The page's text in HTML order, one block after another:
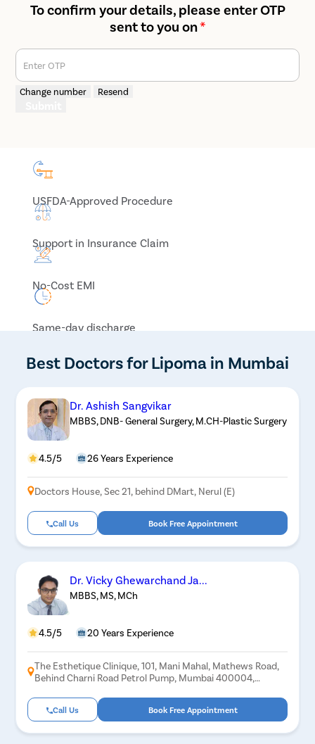
To confirm your details, please enter OTP
sent to you on*
Enter OTP
Change number Resend
USFDA-Approved Procedure
Support in Insurance Claim
No-Cost EMI
Same-day discharge
Best Doctors for Lipoma in Mumbai
Dr. Ashish Sangvikar
MBBS, DNB- General Surgery, M.CH-Plastic Surgery
4.5/5 26 Years Experience
Doctors House, Sec 21, behind DMart, Nerul (E)
Call Us Book Free Appointment
Dr. Vicky Ghewarchand Ja...
MBBS, MS, MCh
4.5/5 20 Years Experience
The Esthetique Clinique, 101, Mani Mahal, Mathews Road,
Behind Charni Road Petrol Pump, Mumbai 400004,
Call Us Book Free Appointment